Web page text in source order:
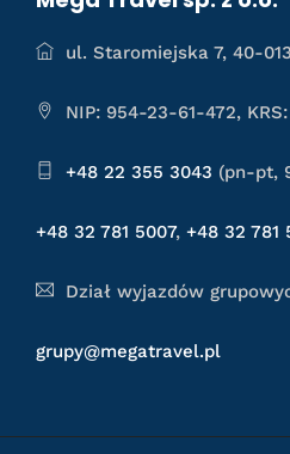
ul. Staromiejska 7, 40-
NIP: 954-23-61-472,
+48 22 355 3043 (pn-pt,
+48 32 781 5007, +48 32 781
Dział wyjazdów
grupy@megatravel.pl